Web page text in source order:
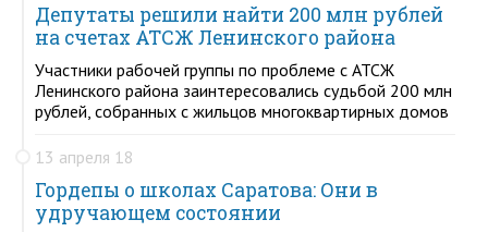
Депутаты решили найти 200 млн рублей
на счетах АТСЖ Ленинского района
Участники рабочей группы по проблеме с АТСЖ
Ленинского района заинтересовались судьбой 200 млн
рублей, собранных с жильцов многоквартирных домов
13 апреля 18
Гордепы о школах Саратова: Они в
удручающем состоянии